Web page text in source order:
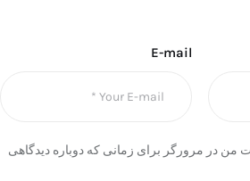
E-mail
من در مرورگر برای زمانی که دوباره دیدگاهی